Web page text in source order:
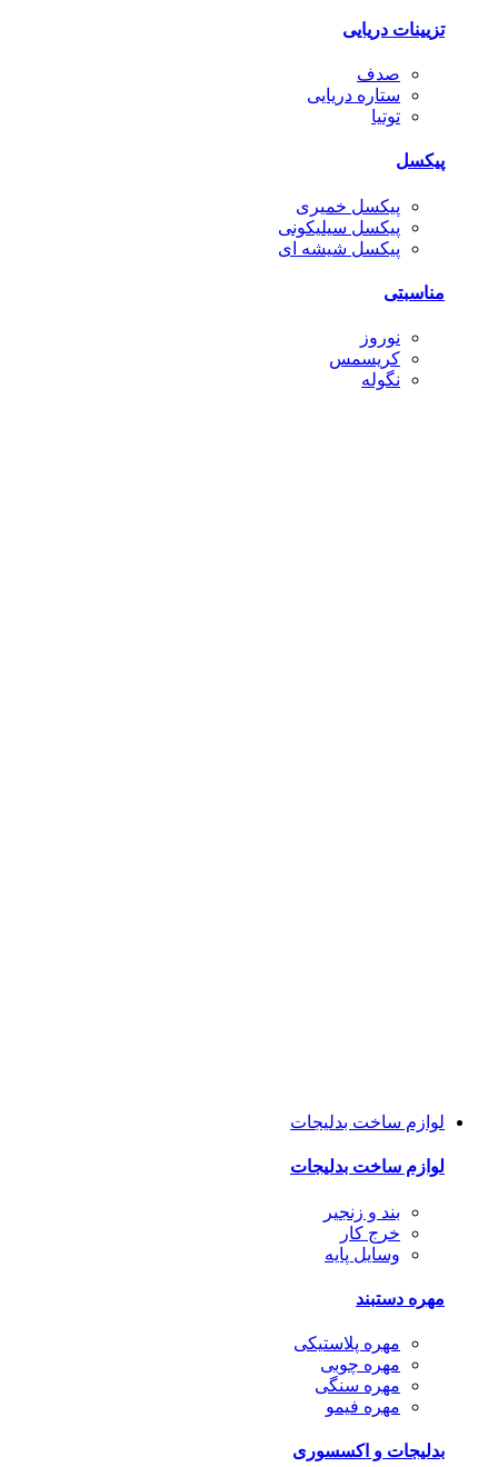
تزیینات دریایی
صدف
ستاره دریایی
توتیا
پیکسل
پیکسل خمیری
پیکسل سیلیکونی
پیکسل شیشه ای
مناسبتی
نوروز
کریسمس
نگوله
لوازم ساخت بدلیجات
لوازم ساخت بدلیجات
بند و زنجیر
خرج کار
وسایل پایه
مهره دستبند
مهره پلاستیکی
مهره چوبی
مهره سنگی
مهره فیمو
بدلیجات و اکسسوری